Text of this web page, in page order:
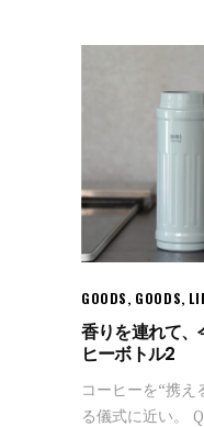
GOODS, GOODS,
香りを連れて
ヒーボトル2
コーヒーを“携え
る儀式に近い。